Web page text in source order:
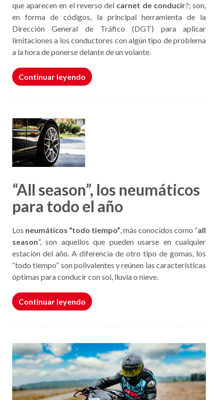
que aparecen en el reverso del carnet de conducir?; son,
en forma de códigos, la principal herramienta de la
Dirección General de Tráfico (DGT) para aplicar
limitaciones a los conductores con algún tipo de problema
a la hora de ponerse delante de un volante.
Continuar leyendo
“All season”, los neumáticos
para todo el año
Los neumáticos “todo tiempo”, más conocidos como “all
season”, son aquellos que pueden usarse en cualquier
estación del año. A diferencia de otro tipo de gomas, los
“todo tiempo” son polivalentes y reúnen las características
óptimas para conducir con sol, lluvia o nieve.
Continuar leyendo